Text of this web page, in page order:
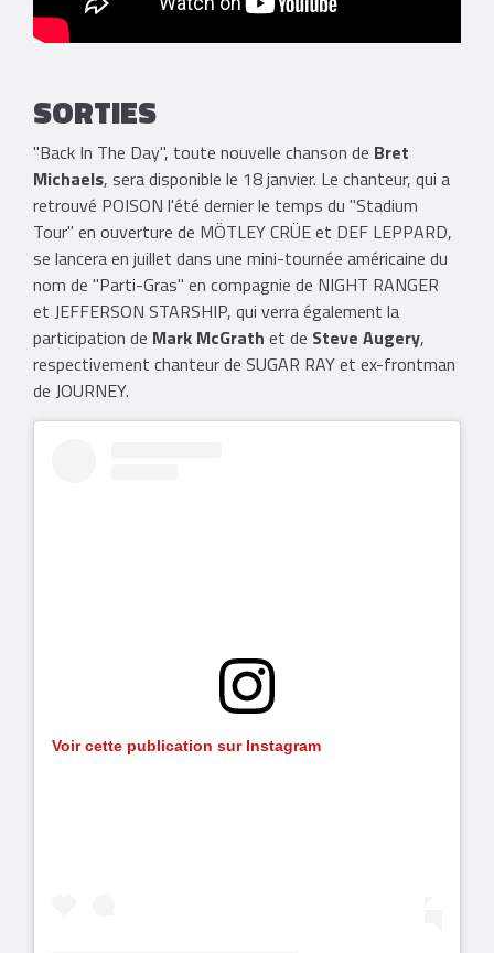
SORTIES
"Back In The Day", toute nouvelle chanson de Bret
Michaels, sera disponible le 18 janvier. Le chanteur, qui a
retrouvé POISON l'été dernier le temps du "Stadium
Tour" en ouverture de MÖTLEY CRÜE et DEF LEPPARD,
se lancera en juillet dans une mini-tournée américaine du
nom de "Parti-Gras" en compagnie de NIGHT RANGER
et JEFFERSON STARSHIP, qui verra également la
participation de Mark McGrath et de Steve Augery,
respectivement chanteur de SUGAR RAY et ex-frontman
de JOURNEY.
Voir cette publication sur Instagram